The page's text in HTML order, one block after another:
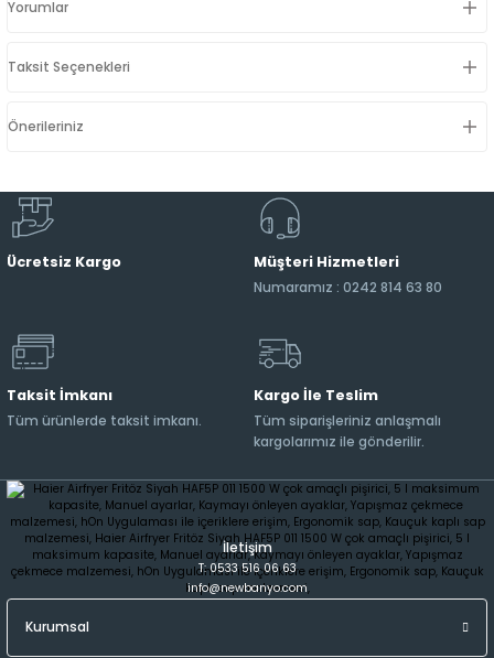
Yorumlar
Taksit Seçenekleri
Önerileriniz
Ücretsiz Kargo Müşteri Hizmetleri
Numaramız : 0242 814 63 80
Taksit İmkanı
Tüm ürünlerde taksit imkanı.
Kargo İle Teslim
Tüm siparişleriniz anlaşmalı
kargolarımız ile gönderilir.
İletişim
T: 0533 516 06 63
info@newbanyo.com
Kurumsal